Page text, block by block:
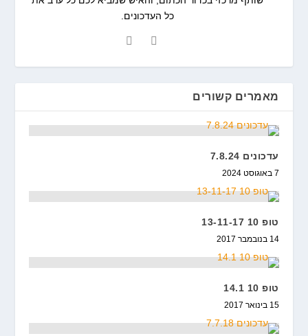
כל העדכונים.
מאמרים קשורים
עדכונים 7.8.24
7 באוגוסט 2024
טופ 10 13-11-17
14 בנובמבר 2017
טופ 10 14.1
15 בינואר 2017